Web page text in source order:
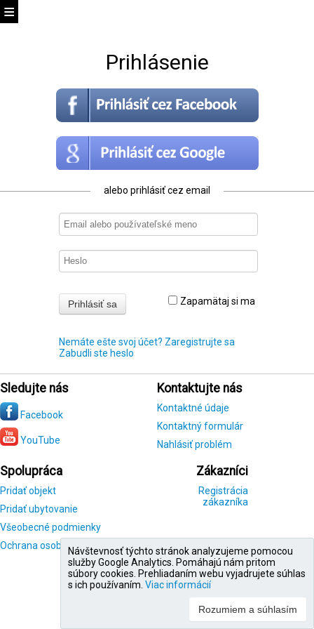
Prihlásenie
alebo prihlásiť cez email
Zapamätaj si ma
Nemáte ešte svoj účet? Zaregistrujte sa
Zabudli ste heslo
Sledujte nás
Facebook
YouTube
Kontaktujte nás
Kontaktné údaje
Kontaktný formulár
Nahlásiť problém
Spolupráca
Pridať objekt
Pridať ubytovanie
Všeobecné podmienky
Ochrana osobných údajov
Zákazníci
Registrácia
zákazníka
Návštevnosť týchto stránok analyzujeme pomocou
služby Google Analytics. Pomáhajú nám pritom
súbory cookies. Prehliadaním webu vyjadrujete súhlas
s ich používaním. Viac informácií